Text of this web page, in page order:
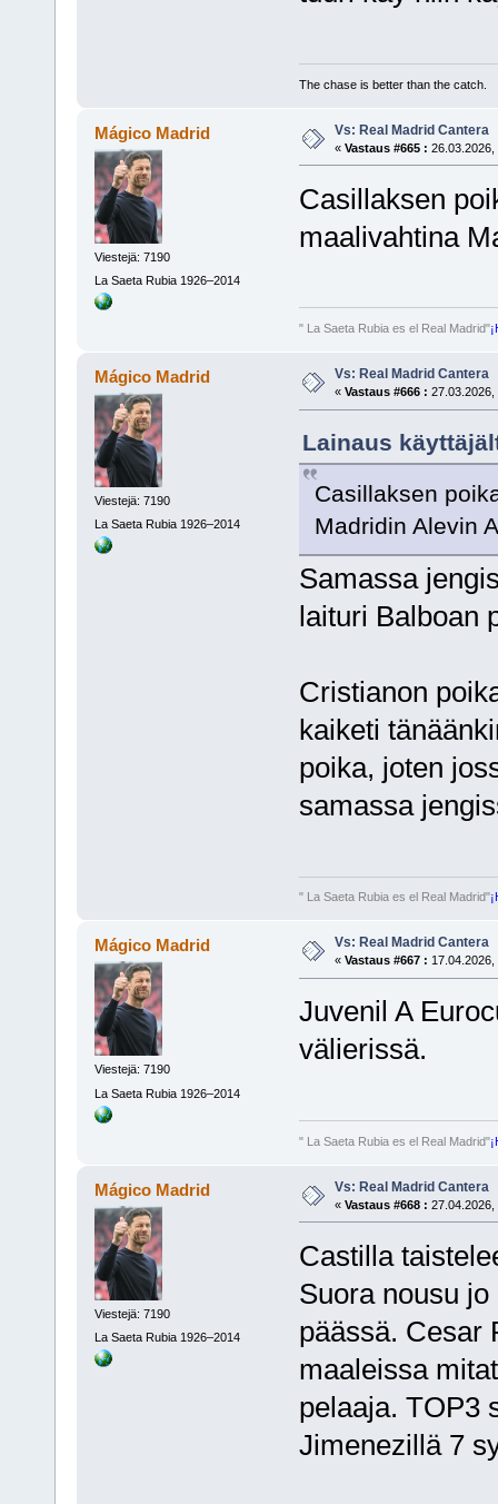
The chase is better than the catch.
Mágico Madrid
Viestejä: 7190
La Saeta Rubia 1926–2014
Vs: Real Madrid Cantera
« Vastaus #665 : 26.03.2026,
Casillaksen
maalivahtina
" La Saeta Rubia es el Real Madrid"
Mágico Madrid
Viestejä: 7190
La Saeta Rubia 1926–2014
Vs: Real Madrid Cantera
« Vastaus #666 : 27.03.2026,
Lainaus
Casillaksen
Madridin Alevin
Samassa
laituri Balboan
Cristianon
kaiketi
poika, joten
samassa
" La Saeta Rubia es el Real Madrid"
Mágico Madrid
Viestejä: 7190
La Saeta Rubia 1926–2014
Vs: Real Madrid Cantera
« Vastaus #667 : 17.04.2026,
Juvenil A
välierissä.
" La Saeta Rubia es el Real Madrid"
Mágico Madrid
Viestejä: 7190
La Saeta Rubia 1926–2014
Vs: Real Madrid Cantera
« Vastaus #668 : 27.04.2026,
Castilla
Suora nousu
päässä. Cesar
maaleissa
pelaaja. TOP3
Jimenezillä 7